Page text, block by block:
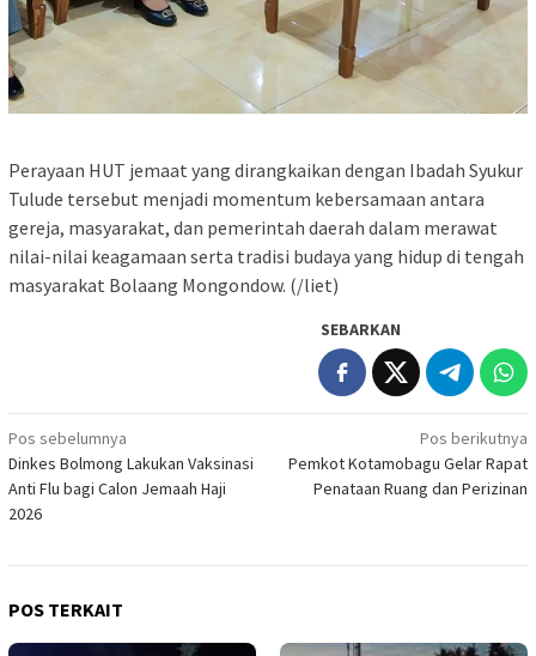
Perayaan HUT jemaat yang dirangkaikan dengan Ibadah Syukur
Tulude tersebut menjadi momentum kebersamaan antara
gereja, masyarakat, dan pemerintah daerah dalam merawat
nilai-nilai keagamaan serta tradisi budaya yang hidup di tengah
masyarakat Bolaang Mongondow. (/liet)
SEBARKAN
Navigasi
pos
Pos sebelumnya
Dinkes Bolmong Lakukan Vaksinasi
Anti Flu bagi Calon Jemaah Haji
2026
Pos berikutnya
Pemkot Kotamobagu Gelar Rapat
Penataan Ruang dan Perizinan
POS TERKAIT